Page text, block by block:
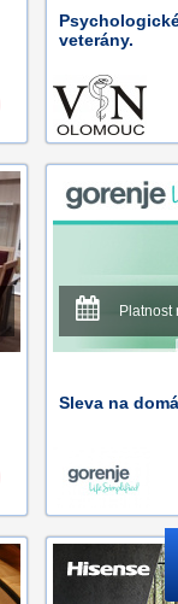
veterány.
Platnost
Sleva na